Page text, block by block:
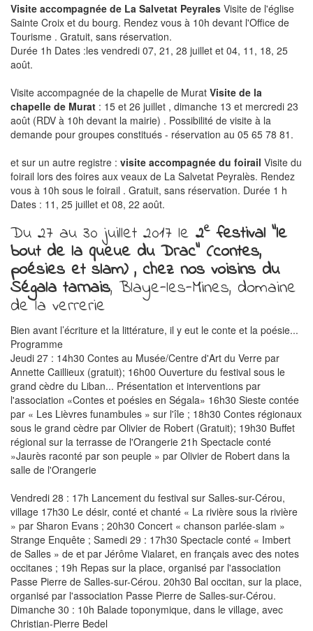
Visite accompagnée de La Salvetat Peyrales Visite de l'église
Sainte Croix et du bourg. Rendez vous à 10h devant l'Office de
Tourisme . Gratuit, sans réservation.
Durée 1h Dates :les vendredi 07, 21, 28 juillet et 04, 11, 18, 25
août.
Visite accompagnée de la chapelle de Murat Visite de la
chapelle de Murat : 15 et 26 juillet , dimanche 13 et mercredi 23
août (RDV à 10h devant la mairie) . Possibilité de visite à la
demande pour groupes constitués - réservation au 05 65 78 81.
et sur un autre registre : visite accompagnée du foirail Visite du
foirail lors des foires aux veaux de La Salvetat Peyralès. Rendez
vous à 10h sous le foirail . Gratuit, sans réservation. Durée 1 h
Dates : 11, 25 juillet et 08, 22 août.
Du 27 au 30 juillet 2017 le 2e festival "le
bout de la queue du Drac" (contes,
poésies et slam) , chez nos voisins du
Ségala tarnais, Blaye-les-Mines, domaine
de la verrerie
Bien avant l’écriture et la littérature, il y eut le conte et la poésie...
Programme
Jeudi 27 : 14h30 Contes au Musée/Centre d'Art du Verre par
Annette Caillieux (gratuit); 16h00 Ouverture du festival sous le
grand cèdre du Liban... Présentation et interventions par
l'association «Contes et poésies en Ségala» 16h30 Sieste contée
par « Les Lièvres funambules » sur l'île ; 18h30 Contes régionaux
sous le grand cèdre par Olivier de Robert (Gratuit); 19h30 Buffet
régional sur la terrasse de l'Orangerie 21h Spectacle conté
»Jaurès raconté par son peuple » par Olivier de Robert dans la
salle de l'Orangerie
Vendredi 28 : 17h Lancement du festival sur Salles-sur-Cérou,
village 17h30 Le désir, conté et chanté « La rivière sous la rivière
» par Sharon Evans ; 20h30 Concert « chanson parlée-slam »
Strange Enquête ; Samedi 29 : 17h30 Spectacle conté « Imbert
de Salles » de et par Jérôme Vialaret, en français avec des notes
occitanes ; 19h Repas sur la place, organisé par l'association
Passe Pierre de Salles-sur-Cérou. 20h30 Bal occitan, sur la place,
organisé par l'association Passe Pierre de Salles-sur-Cérou.
Dimanche 30 : 10h Balade toponymique, dans le village, avec
Christian-Pierre Bedel